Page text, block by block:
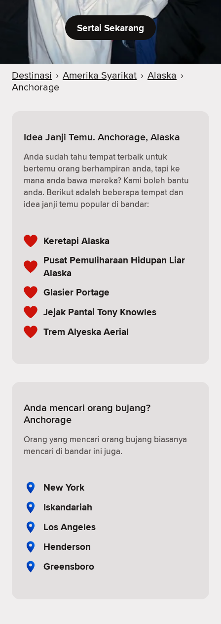
Sertai Sekarang
Destinasi › Amerika Syarikat › Alaska ›
Anchorage
Idea Janji Temu. Anchorage, Alaska
Anda sudah tahu tempat terbaik untuk
bertemu orang berhampiran anda, tapi ke
mana anda bawa mereka? Kami boleh bantu
anda. Berikut adalah beberapa tempat dan
idea janji temu popular di bandar:
Keretapi Alaska
Pusat Pemuliharaan Hidupan Liar
Alaska
Glasier Portage
Jejak Pantai Tony Knowles
Trem Alyeska Aerial
Anda mencari orang bujang?
Anchorage
Orang yang mencari orang bujang biasanya
mencari di bandar ini juga.
New York
Iskandariah
Los Angeles
Henderson
Greensboro